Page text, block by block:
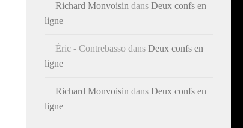
Richard Monvoisin dans Deux confs en
ligne
Éric - Contrebasso dans Deux confs en
ligne
Richard Monvoisin dans Deux confs en
ligne